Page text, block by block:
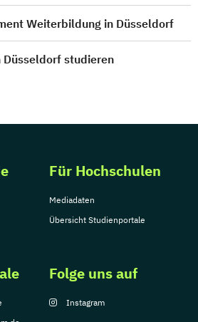
Weiterbildung in Düsseldorf
Düsseldorf studieren
Für Hochschulen
Mediadaten
Übersicht Studienportale
Folge uns auf
Instagram